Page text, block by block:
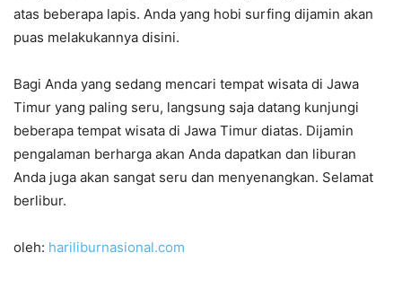
atas beberapa lapis. Anda yang hobi surfing dijamin akan
puas melakukannya disini.
Bagi Anda yang sedang mencari tempat wisata di Jawa
Timur yang paling seru, langsung saja datang kunjungi
beberapa tempat wisata di Jawa Timur diatas. Dijamin
pengalaman berharga akan Anda dapatkan dan liburan
Anda juga akan sangat seru dan menyenangkan. Selamat
berlibur.
oleh: hariliburnasional.com